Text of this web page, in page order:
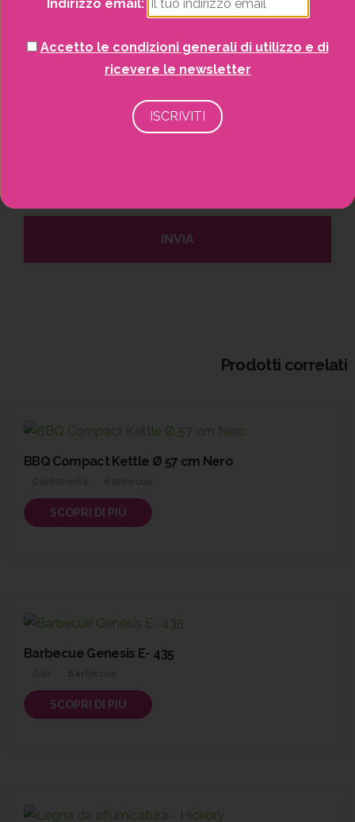
Salva il mio nome, email e sito web in
questo browser per la prossima volta che
commento.
Prodotti correlati
BBQ Compact Kettle Ø 57 cm Nero
SCOPRI DI PIÙ
Barbecue Genesis E- 435
SCOPRI DI PIÙ
Indirizzo email:
Accetto le condizioni generali di utilizzo e di
ricevere le newsletter